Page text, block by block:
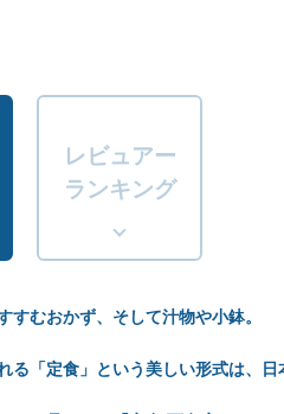
レビュアー
ランキング
すむおかず、そして汁物や小鉢。
る「定食」という美しい形式は、日